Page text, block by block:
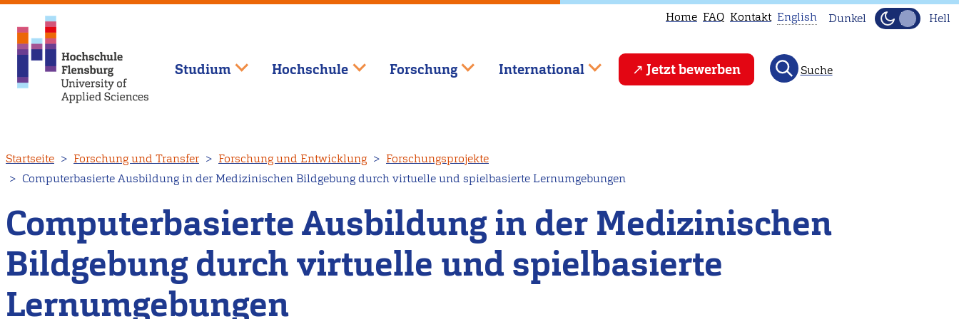
zum
Inhalt
Home FAQ Kontakt
This
page
to
our
English Dunkel Hell
Studium Hochschule Forschung International Jetzt bewerben Suche
Startseite Forschung und Transfer Forschung und Entwicklung
Forschungsprojekte
Computerbasierte Ausbildung in der Medizinischen Bildgebung durch virtuelle und spielbasierte Lernumgebungen
Computerbasierte Ausbildung in der Medizinischen
Bildgebung durch virtuelle und spielbasierte
Lernumgebungen